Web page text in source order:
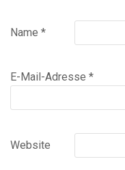
Name *
E-Mail-Adresse *
Website